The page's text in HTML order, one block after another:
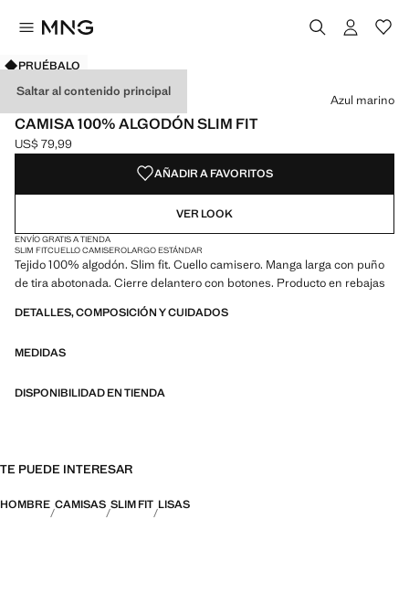
Saltar al contenido principal
PRUÉBALO
CAMISA 100% ALGODÓN SLIM FIT
Precio actual [US$ 79,99 ]
US$ 79,99
Selecciona un color
Color Blanco
Color Azul marino seleccionado
Color Azul celeste
Azul marino
AÑADIR A FAVORITOS
VER LOOK
ENVÍO GRATIS A TIENDA
SLIM FITCUELLO CAMISEROLARGO ESTÁNDAR
Tejido 100% algodón. Slim fit. Cuello camisero. Manga larga con puño
de tira abotonada. Cierre delantero con botones. Producto en rebajas
DETALLES, COMPOSICIÓN Y CUIDADOS
MEDIDAS
DISPONIBILIDAD EN TIENDA
TE PUEDE INTERESAR
HOMBRE CAMISAS SLIM FIT LISAS